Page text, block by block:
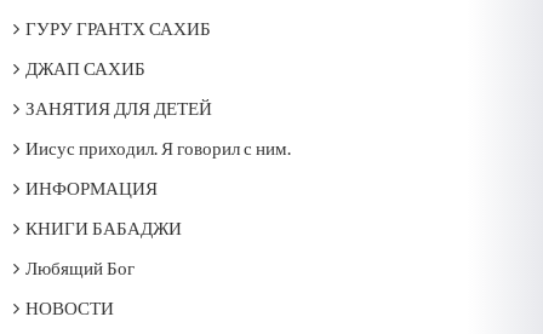
ГУРУ ГРАНТХ САХИБ
ДЖАП САХИБ
ЗАНЯТИЯ ДЛЯ ДЕТЕЙ
Иисус приходил. Я говорил с ним.
ИНФОРМАЦИЯ
КНИГИ БАБАДЖИ
Любящий Бог
НОВОСТИ